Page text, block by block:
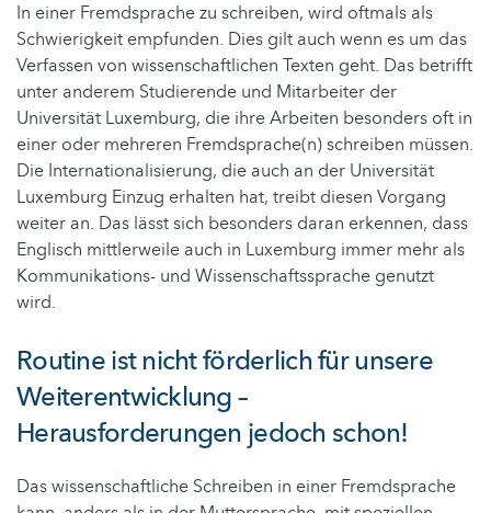
In einer Fremdsprache zu schreiben, wird oftmals als
Schwierigkeit empfunden. Dies gilt auch wenn es um das
Verfassen von wissenschaftlichen Texten geht. Das betrifft
unter anderem Studierende und Mitarbeiter der
Universität Luxemburg, die ihre Arbeiten besonders oft in
einer oder mehreren Fremdsprache(n) schreiben müssen.
Die Internationalisierung, die auch an der Universität
Luxemburg Einzug erhalten hat, treibt diesen Vorgang
weiter an. Das lässt sich besonders daran erkennen, dass
Englisch mittlerweile auch in Luxemburg immer mehr als
Kommunikations- und Wissenschaftssprache genutzt
wird.
Routine ist nicht förderlich für unsere
Weiterentwicklung –
Herausforderungen jedoch schon!
Das wissenschaftliche Schreiben in einer Fremdsprache